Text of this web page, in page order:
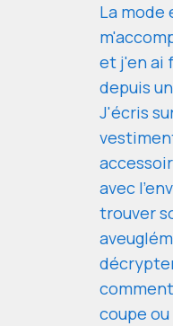
La mode
et j'en ai
depuis
J'écris
avec
trouver
coupe